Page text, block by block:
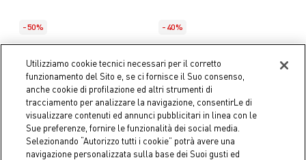
-50%
COINCASA
Cuscino materasso 50x50 cm
in cotone tinto filo
Price reduced from
€ 39,90to
€ 19,95
-40%
Coincasa
Cuscino tinta unita effetto
sfumato
Price reduced from
€ 29,90
€ 17,94
Utilizziamo cookie tecnici necessari per il corretto
funzionamento del Sito e, se ci fornisce il Suo consenso,
anche cookie di profilazione ed altri strumenti di
tracciamento per analizzare la navigazione, consentirLe di
visualizzare contenuti ed annunci pubblicitari in linea con le
Sue preferenze, fornire le funzionalità dei social media.
Selezionando “Autorizzo tutti i cookie” potrà avere una
navigazione personalizzata sulla base dei Suoi gusti ed